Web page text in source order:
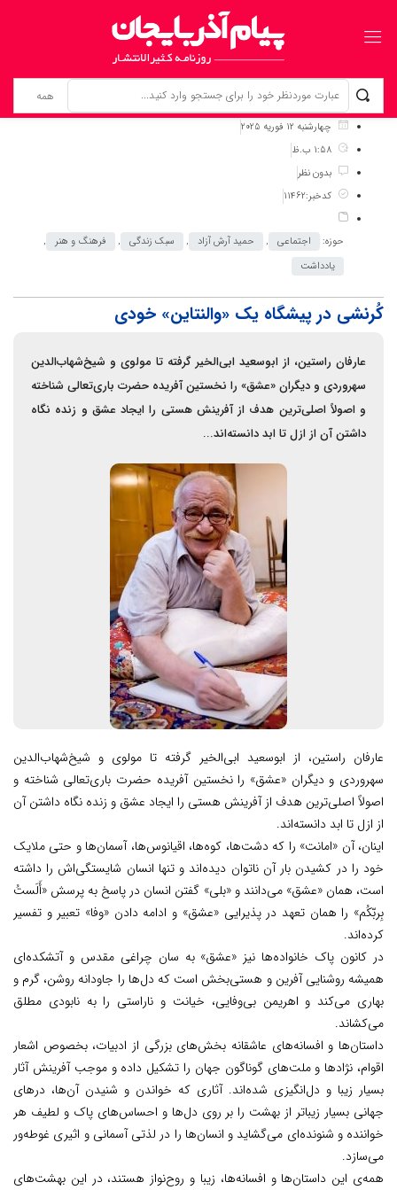
برگ نخست نوشته‌ها
کُرنشی در پیشگاه یک «والنتاین» خودی
چهارشنبه 12 فوریه 2025
1:58 ب.ظ
بدون نظر
کدخبر:11462
حوزه: اجتماعی , حمید آرش آزاد , سبک زندگی , فرهنگ و هنر
,
یادداشت
کُرنشی در پیشگاه یک «والنتاین» خودی
عارفان راستین، از ابوسعید ابی‌الخیر گرفته تا مولوی و شیخ‌شهاب‌الدین
سهروردی و دیگران «عشق» را نخستین آفریده‌ حضرت باری‌تعالی شناخته
و اصولاً اصلی‌ترین هدف از آفرینش هستی را ایجاد عشق و زنده نگاه
داشتن آن از ازل تا ابد دانسته‌اند...
عارفان راستین، از ابوسعید ابی‌الخیر گرفته تا مولوی و شیخ‌شهاب‌الدین
سهروردی و دیگران «عشق» را نخستین آفریده‌ حضرت باری‌تعالی شناخته و
اصولاً اصلی‌ترین هدف از آفرینش هستی را ایجاد عشق و زنده نگاه داشتن آن
از ازل تا ابد دانسته‌اند.
اینان، آن «امانت» را که دشت‌ها، کوه‌ها، اقیانوس‌ها، آسمان‌ها و حتی ملایک
خود را در کشیدن بار آن ناتوان دیده‌اند و تنها انسان شایستگی‌اش را داشته
است، همان «عشق» می‌دانند و «بلی» گفتن انسان در پاسخ به پرسش «أَلَستُ
بِربّکُم» را همان تعهد در پذیرایی «عشق» و ادامه دادن «وفا» تعبیر و تفسیر
کرده‌اند.
در کانون پاک خانواده‌ها نیز «عشق» به سان چراغی مقدس و آتشکده‌ای
همیشه روشنایی آفرین و هستی‌بخش است که دل‌ها را جاودانه روشن، گرم و
بهاری می‌کند و اهریمن بی‌وفایی، خیانت و ناراستی را به نابودی مطلق
می‌کشاند.
داستان‌ها و افسانه‌های عاشقانه بخش‌های بزرگی از ادبیات، بخصوص اشعار
اقوام، نژادها و ملت‌های گوناگون جهان را تشکیل داده و موجب آفرینش آثار
بسیار زیبا و دل‌انگیزی شده‌اند. آثاری که خواندن و شنیدن آن‌ها، درهای
جهانی بسیار زیباتر از بهشت را بر روی دل‌ها و احساس‌های پاک و لطیف هر
خواننده و شنونده‌ای می‌گشاید و انسان‌ها را در لذتی آسمانی و اثیری غوطه‌ور
می‌سازد.
همه‌ی این داستان‌ها و افسانه‌ها، زیبا و روح‌نواز هستند، در این بهشت‌های